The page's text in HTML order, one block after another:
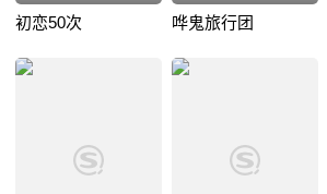
初恋50次 哗鬼旅行团